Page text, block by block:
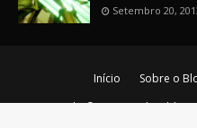
Setembro 20,
Início Sobre o
Copyright ©2026Nerd Maldito